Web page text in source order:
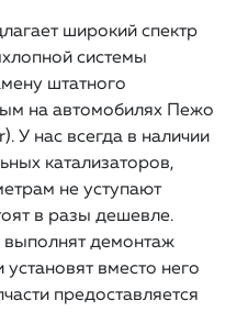
широкий спектр
системы
штатного
на автомобилях Пежо
У нас всегда в наличии
катализаторов,
не уступают
в разы дешевле.
демонтаж
установят вместо него
предоставляется